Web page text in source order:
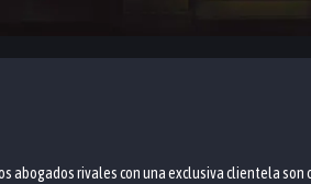
abogados rivales con una exclusiva clientela son